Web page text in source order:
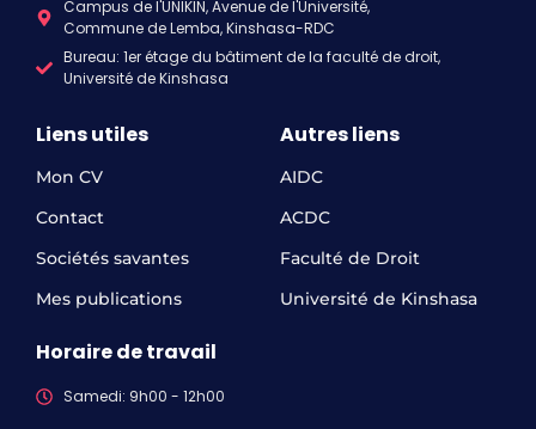
Campus de l'UNIKIN, Avenue de l'Université,
Commune de Lemba, Kinshasa-RDC
Bureau: 1er étage du bâtiment de la faculté de droit,
Université de Kinshasa
Liens utiles
Mon CV
Contact
Sociétés savantes
Mes publications
Autres liens
AIDC
ACDC
Faculté de Droit
Université de Kinshasa
Horaire de travail
Samedi: 9h00 - 12h00